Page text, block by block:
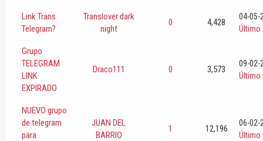
Link Trans
Telegram?
Translover dark
night
0 4,428
04-05-
Último
Grupo
TELEGRAM
LINK
EXPIRADO
Draco111 0 3,573
09-02-
Último
NUEVO grupo
de telegram
para
JUAN DEL
BARRIO
1 12,196
06-02-
Último